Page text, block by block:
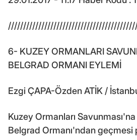
6- KUZEY ORMANLARI
BELGRAD ORMANI EYLEMİ
Ezgi ÇAPA-Özden ATİK /
Kuzey Ormanları
Belgrad Ormanı'ndan geçmesi